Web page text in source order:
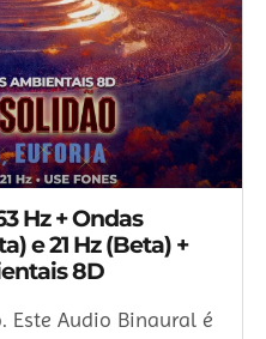
Hz + Ondas
e 21 Hz (Beta) +
8D
Este Audio Binaural é